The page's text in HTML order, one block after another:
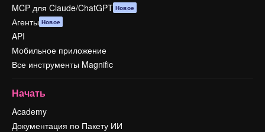
MCP для Claude/ChatGPT Новое
Агенты Новое
API
Мобильное приложение
Все инструменты Magnific
Начать
Academy
Документация по Пакету ИИ